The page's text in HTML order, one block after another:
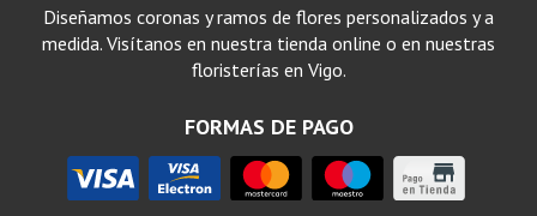
Diseñamos coronas y ramos de flores personalizados y a
medida. Visítanos en nuestra tienda online o en nuestras
floristerías en Vigo.
FORMAS DE PAGO